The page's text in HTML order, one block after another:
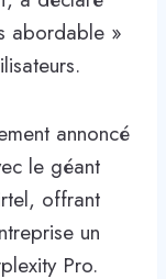
abordable »
annoncé
le géant
offrant
un
Pro.